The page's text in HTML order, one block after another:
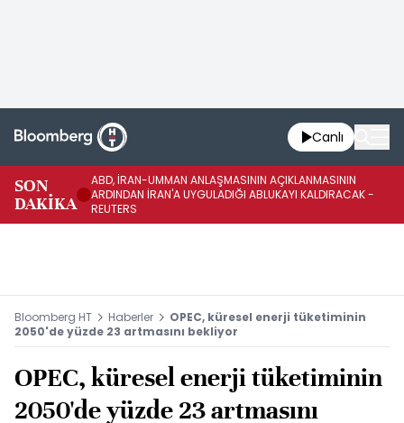
Canlı
SON
DAKİKA
ABD, İRAN-UMMAN ANLAŞMASININ AÇIKLANMASININ
ARDINDAN İRAN'A UYGULADIĞI ABLUKAYI KALDIRACAK -
REUTERS
Bloomberg HT Haberler
OPEC, küresel enerji tüketiminin
2050'de yüzde 23 artmasını bekliyor
OPEC, küresel enerji tüketiminin
2050'de yüzde 23 artmasını